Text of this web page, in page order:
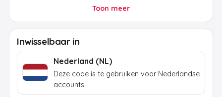
Controleer vóór aankoop of land, valuta en
staat op de beveiligde activatiepagina.
Na betaling ontvang je per e-mail en op de
bestelpagina een beveiligde activatielink. Daarmee
toon je eerst de definitieve merkcode; de
Toon meer
Inwisselbaar in
Nederland (NL)
Deze code is te gebruiken voor Nederlandse
accounts.